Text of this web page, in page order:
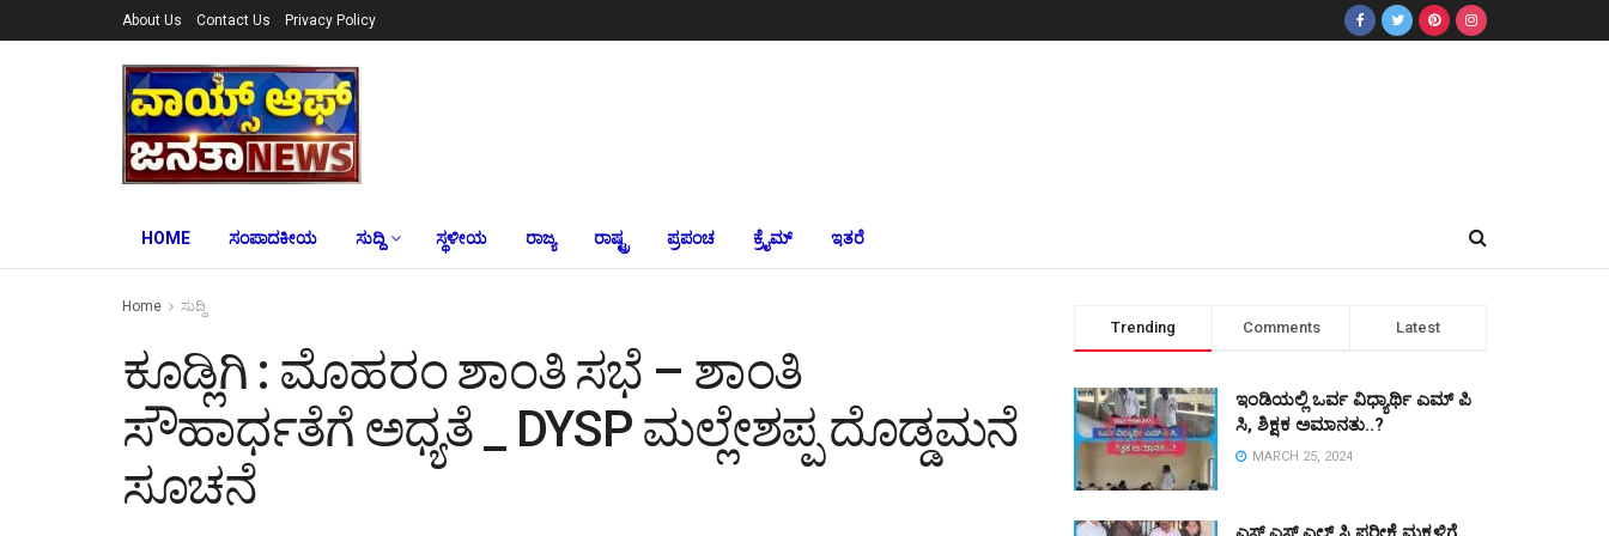
About Us Contact Us Privacy Policy
HOME ಸಂಪಾದಕೀಯ ಸುದ್ದಿ ಸ್ಥಳೀಯ ರಾಜ್ಯ ರಾಷ್ಟ್ರ ಪ್ರಪಂಚ ಕ್ರೈಮ್‌ ಇತರೆ
Home ಸುದ್ದಿ
ಕೂಡ್ಲಿಗಿ : ಮೊಹರಂ ಶಾಂತಿ ಸಭೆ – ಶಾಂತಿ
ಸೌಹಾರ್ಧತೆಗೆ ಅ‍ಧ್ಯತೆ _ DYSP ಮಲ್ಲೇಶಪ್ಪ ದೊಡ್ಡಮನೆ
ಸೂಚನೆ
Trending Comments Latest
ಇಂಡಿಯಲ್ಲಿ ಒರ್ವ ವಿಧ್ಯಾರ್ಥಿ ಎಮ್ ಪಿ
ಸಿ, ಶಿಕ್ಷಕ ಅಮಾನತು..?
MARCH 25, 2024